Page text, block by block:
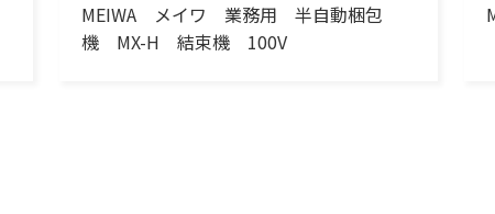
MEIWA メイワ 業務用 半自動梱包
機 MX-H 結束機 100V